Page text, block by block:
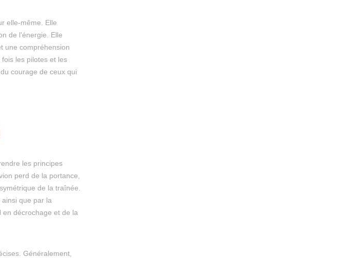
elle-même. Elle
de l'énergie. Elle
une compréhension
les pilotes et les
courage de ceux qui
les principes
perd de la portance,
de la traînée.
que par la
décrochage et de la
Généralement,